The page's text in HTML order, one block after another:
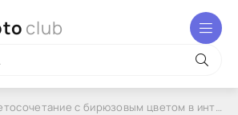
club
с бирюзовым цветом в интерьере (75 фото)